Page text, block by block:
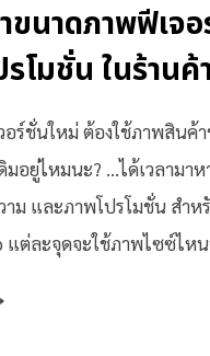
ขนาดภาพฟีเจ
รโมชั่น ในร้าน
อร์ชั่นใหม่ ต้องใช้ภาพสินค้
มอยู่ไหมนะ? …ได้เวลามา
ม และภาพโปรโมชั่น สำห
แต่ละจุดจะใช้ภาพไซซ์ไ